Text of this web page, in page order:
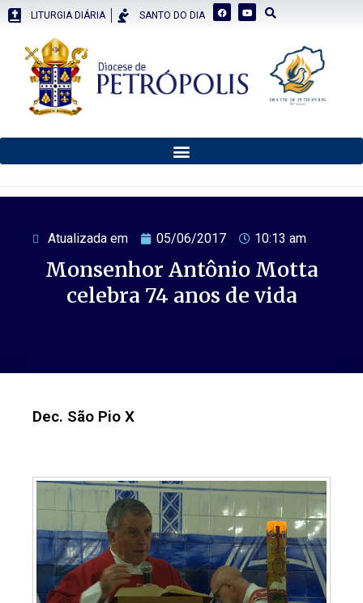
LITURGIA DIÁRIA SANTO DO DIA
Atualizada em 05/06/2017 10:13 am
Monsenhor Antônio Motta
celebra 74 anos de vida
Dec. São Pio X